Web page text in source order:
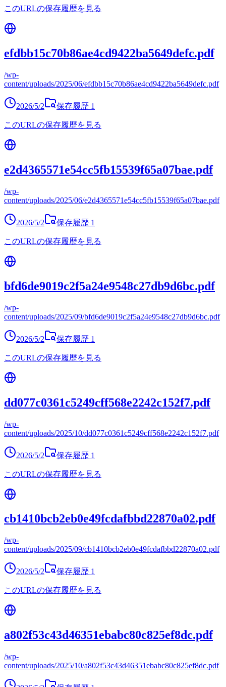
このURLの保存履歴を見る
efdbb15c70b86ae4cd9422ba5649defc.pdf
/wp-
content/uploads/2025/06/efdbb15c70b86ae4cd9422ba5649defc.pdf
2026/5/2 保存履歴 1
このURLの保存履歴を見る
e2d4365571e54cc5fb15539f65a07bae.pdf
/wp-
content/uploads/2025/06/e2d4365571e54cc5fb15539f65a07bae.pdf
2026/5/2 保存履歴 1
このURLの保存履歴を見る
bfd6de9019c2f5a24e9548c27db9d6bc.pdf
/wp-
content/uploads/2025/09/bfd6de9019c2f5a24e9548c27db9d6bc.pdf
2026/5/2 保存履歴 1
このURLの保存履歴を見る
dd077c0361c5249cff568e2242c152f7.pdf
/wp-
content/uploads/2025/10/dd077c0361c5249cff568e2242c152f7.pdf
2026/5/2 保存履歴 1
このURLの保存履歴を見る
cb1410bcb2eb0e49fcdafbbd22870a02.pdf
/wp-
content/uploads/2025/09/cb1410bcb2eb0e49fcdafbbd22870a02.pdf
2026/5/2 保存履歴 1
このURLの保存履歴を見る
a802f53c43d46351ebabc80c825ef8dc.pdf
/wp-
content/uploads/2025/10/a802f53c43d46351ebabc80c825ef8dc.pdf